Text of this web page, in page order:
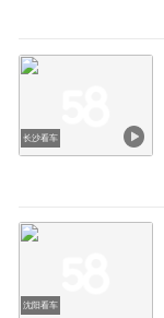
长沙看车
沈阳看车